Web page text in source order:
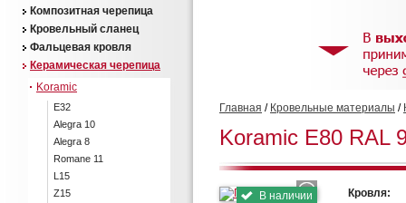
Композитная черепица
Кровельный сланец
Фальцевая кровля
Керамическая черепица
Koramic
E32
Alegra 10
Alegra 8
Romane 11
L15
Z15
Главная / Кровельные материалы /
Koramic E80 RAL
В наличии
Кровля: